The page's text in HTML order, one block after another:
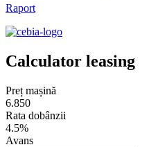
Raport
Calculator leasing
Preț mașină
6.850
Rata dobânzii
4.5%
Avans